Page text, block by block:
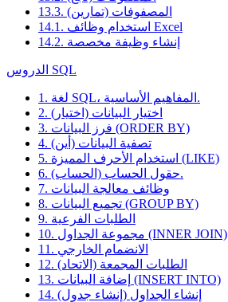
13.3. المصفوفات (تمارين)
14.1. استخدام وظائف Excel
14.2. إنشاء وظيفة مخصصة
الدروس SQL
1. لغة SQL، المفاهيم الأساسية.
2. اختيار البيانات (اختيار)
3. فرز البيانات (ORDER BY)
4. تصفية البيانات (أين)
5. استخدام الأحرف المميزة (LIKE)
6. حقول الحساب (الحساب).
7. وظائف معالجة البيانات
8. تجميع البيانات (GROUP BY)
9. الطلبات الفرعية
10. مجموعة الجداول (INNER JOIN)
11. الانضمام الخارجي
12. الطلبات المجمعة (الاتحاد)
13. إضافة البيانات (INSERT INTO)
14. إنشاء الجداول (إنشاء جدول)